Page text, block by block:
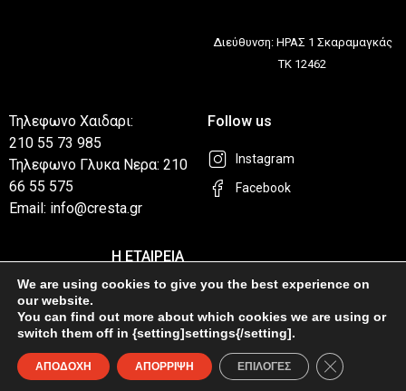
Διεύθυνση: ΗΡΑΣ 1 Σκαραμαγκάς
ΤΚ 12462
Τηλεφωνο Χαιδαρι:
210 55 73 985
Τηλεφωνο Γλυκα Νερα: 210
66 55 575
Email: info@cresta.gr
Η ΕΤΑΙΡΕΙΑ
Επικοινωνία
Privacy Policy
Follow us
Instagram
Facebook
We are using cookies to give you the best experience on
our website.
You can find out more about which cookies we are using or
switch them off in {setting]settings{/setting].
ΑΠΟΔΟΧΗ ΑΠΟΡΡΙΨΗ ΕΠΙΛΟΓΕΣ Κλείσιμο